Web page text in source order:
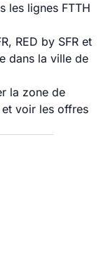
les lignes FTTH
RED by SFR et
dans la ville de
la zone de
voir les offres